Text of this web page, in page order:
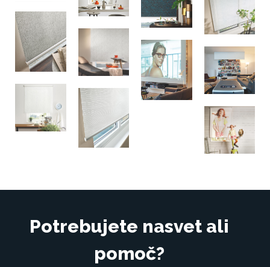
Potrebujete nasvet ali
pomoč?